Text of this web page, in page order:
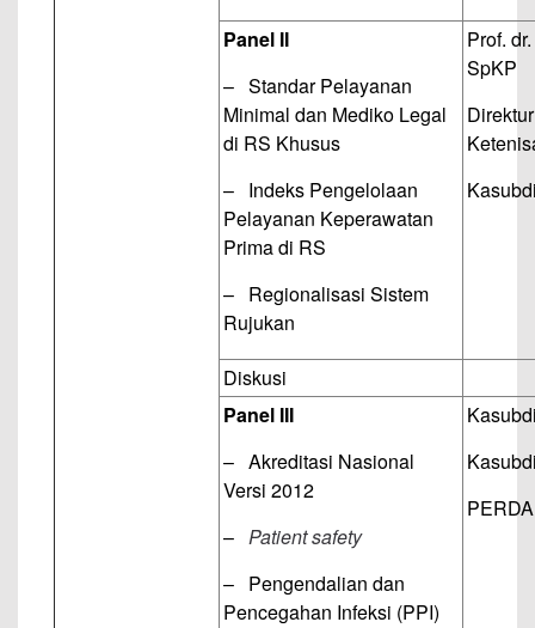
Panel II
– Standar Pelayanan
Minimal dan Mediko Legal
di RS Khusus
– Indeks Pengelolaan
Pelayanan Keperawatan
Prima di RS
– Regionalisasi Sistem
Rujukan
Prof.
SpKP
Diskusi
Panel III
– Akreditasi Nasional
Versi 2012
– Patient safety
– Pengendalian dan
Pencegahan Infeksi (PPI)